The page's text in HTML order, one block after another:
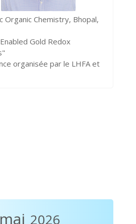
Organic Chemistry, Bhopal,
Gold Redox
organisée par le LHFA et
mai 2026